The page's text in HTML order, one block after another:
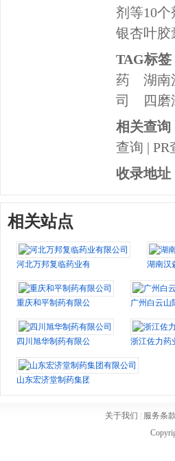
剂等10
银杏叶胶
TAG标签
药
湖南
司
四磨
相关查询
查询 | PR
收录地址
相关站点
河北万邦复临药业有限公司 湖南汉
重庆和平制药有限公司 广州白云山
四川旭华制药有限公司 浙江佐力药
山东宏济堂制药集团有限公司
关于我们 服务条款